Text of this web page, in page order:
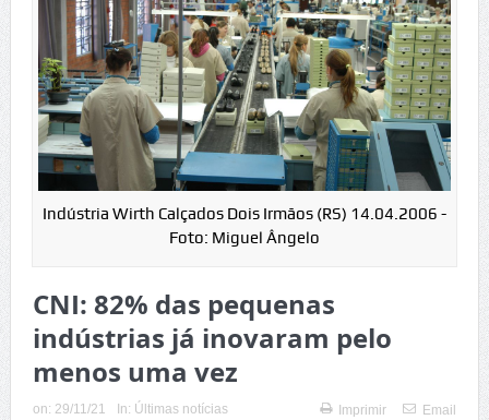
Indústria Wirth Calçados Dois Irmãos (RS) 14.04.2006 -
Foto: Miguel Ângelo
CNI: 82% das pequenas
indústrias já inovaram pelo
menos uma vez
on: 29/11/21 In: Últimas notícias Imprimir Email